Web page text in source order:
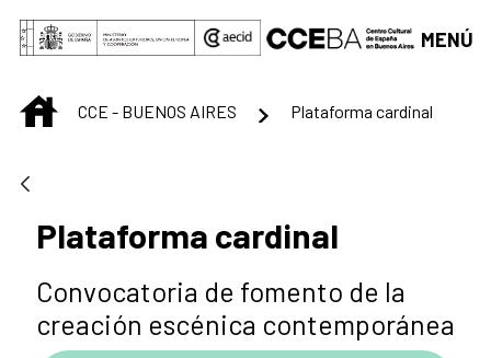
Saltar al contenido principal
MENÚ
INICIOCCE - BUENOS AIRES Plataforma cardinal
Plataforma cardinal
Convocatoria de fomento de la
creación escénica contemporánea